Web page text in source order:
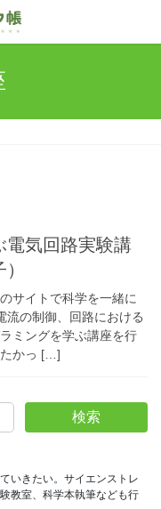
電気回路実験講
サイトで科学を一緒に
の制御、回路における
ミングを学ぶ講座を行
たかっ […]
検索
いきたい。サイエンストレ
教室、科学本執筆なども行